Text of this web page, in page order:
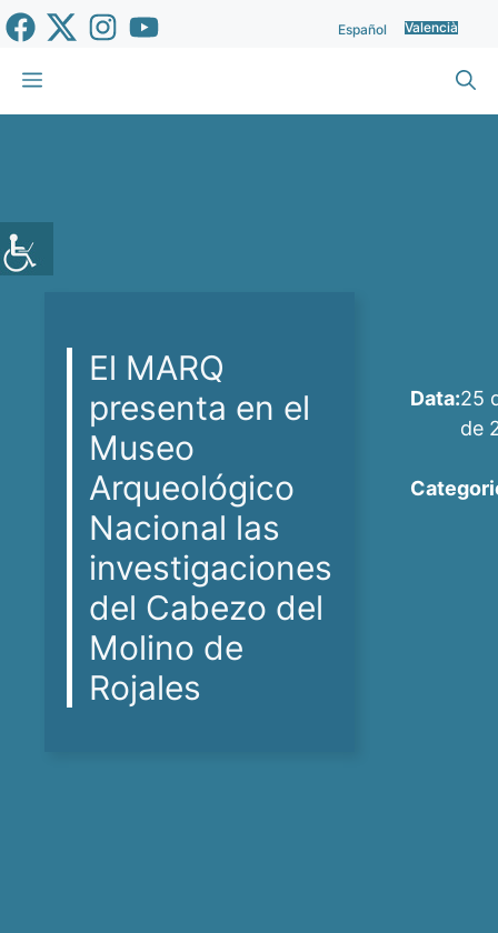
Vés
al
contingut
Español Valencià
Menu
El MARQ
presenta en el
Museo
Arqueológico
Nacional las
investigaciones
del Cabezo del
Molino de
Rojales
Data:25
de